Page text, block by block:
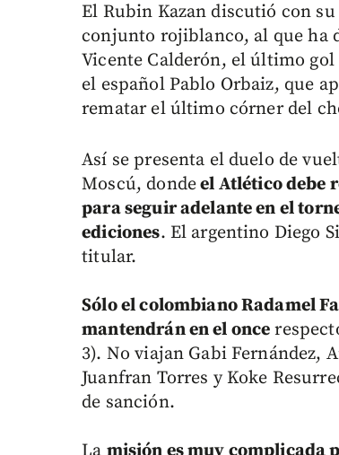
El Rubin Kazan discutió con
conjunto rojiblanco, al que ha
Vicente Calderón, el último
el español Pablo Orbaiz, que
rematar el último córner del
Así se presenta el duelo de
Moscú, dondeel Atlético debe
para seguir adelante en el
ediciones. El argentino Diego
titular.
Sólo el colombiano Radamel
mantendrán en el once
3). No viajan Gabi Fernández,
Juanfran Torres y Koke
de sanción.